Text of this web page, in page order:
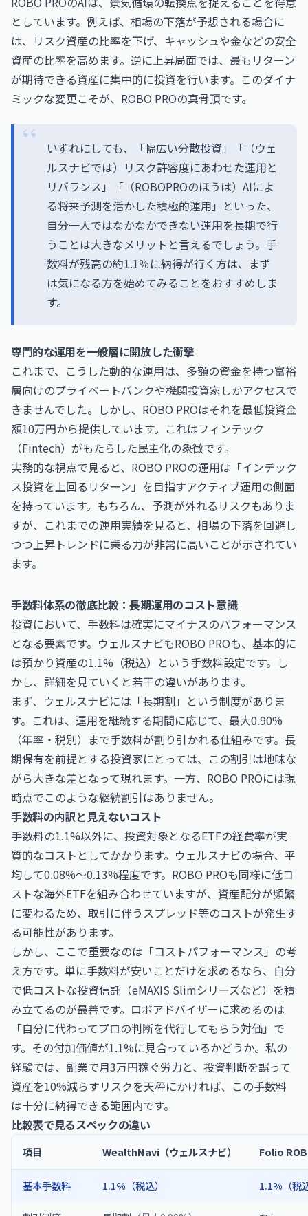
としています。例えば、相場の下落が予想される場合に
は、リスク資産の比率を下げ、キャッシュや金などの安全
資産の比率を高めます。逆に上昇局面では、最もリターン
が期待できる資産に集中的に投資を行います。このダイナ
ミックな変更こそが、ROBO PROの真骨頂です。
いずれにしても、「幅広い分散投資」「（ウェ
ルスナビでは）リスク許容度にあわせた運用と
リバランス」「（ROBOPROのほうは）AIによ
る将来予測を活かした積極的運用」といった、
自分一人ではなかなかできない運用を長期で行
うことは大きなメリットと言えるでしょう。手
数料が残高の約1.1％に納得が行く方は、まず
は気になる方を始めてみることをおすすめしま
す。
専門的な運用を一般層に開放した衝撃
これまで、こうした動的な運用は、多額の資金を持つ富裕
層向けのプライベートバンクや機関投資家しかアクセスで
きませんでした。しかし、ROBO PROはそれを最低投資金
額10万円から提供しています。これはフィンテック
（Fintech）がもたらした民主化の象徴です。
実務的な視点で見ると、ROBO PROの運用は「インデック
ス投資を上回るリターン」を目指すアクティブ運用の側面
を持っています。もちろん、予測が外れるリスクもありま
すが、これまでの運用実績を見ると、相場の下落を回避し
つつ上昇トレンドに乗る力が非常に高いことが示されてい
ます。
手数料体系の徹底比較：長期運用のコスト意識
投資において、手数料は確実にマイナスのパフォーマンス
となる要素です。ウェルスナビもROBO PROも、基本的に
は預かり資産の1.1%（税込）という手数料設定です。し
かし、詳細を見ていくと若干の違いがあります。
まず、ウェルスナビには「長期割」という制度がありま
す。これは、運用を継続する期間に応じて、最大0.90%
（年率・税別）まで手数料が割り引かれる仕組みです。長
期保有を前提とする投資家にとっては、この割引は地味な
がら大きな差となって現れます。一方、ROBO PROには現
時点でこのような継続割引はありません。
手数料の内訳と見えないコスト
手数料の1.1%以外に、投資対象となるETFの経費率が実
質的なコストとしてかかります。ウェルスナビの場合、平
均して0.08%〜0.13%程度です。ROBO PROも同様に低コ
ストな海外ETFを組み合わせていますが、資産配分が頻繁
に変わるため、取引に伴うスプレッド等のコストが発生す
る可能性があります。
しかし、ここで重要なのは「コストパフォーマンス」の考
え方です。単に手数料が安いことだけを求めるなら、自分
で低コストな投資信託（eMAXIS Slimシリーズなど）を積
み立てるのが最善です。ロボアドバイザーに求めるのは
「自分に代わってプロの判断を代行してもらう対価」で
す。その付加価値が1.1%に見合っているかどうか。私の
経験では、副業で月3万円稼ぐ労力と、投資判断を誤って
資産を10%減らすリスクを天秤にかければ、この手数料
は十分に納得できる範囲内です。
比較表で見るスペックの違い
項目 WealthNavi（ウェルスナビ） Folio
基本手数料 1.1%（税込） 1.1%（税